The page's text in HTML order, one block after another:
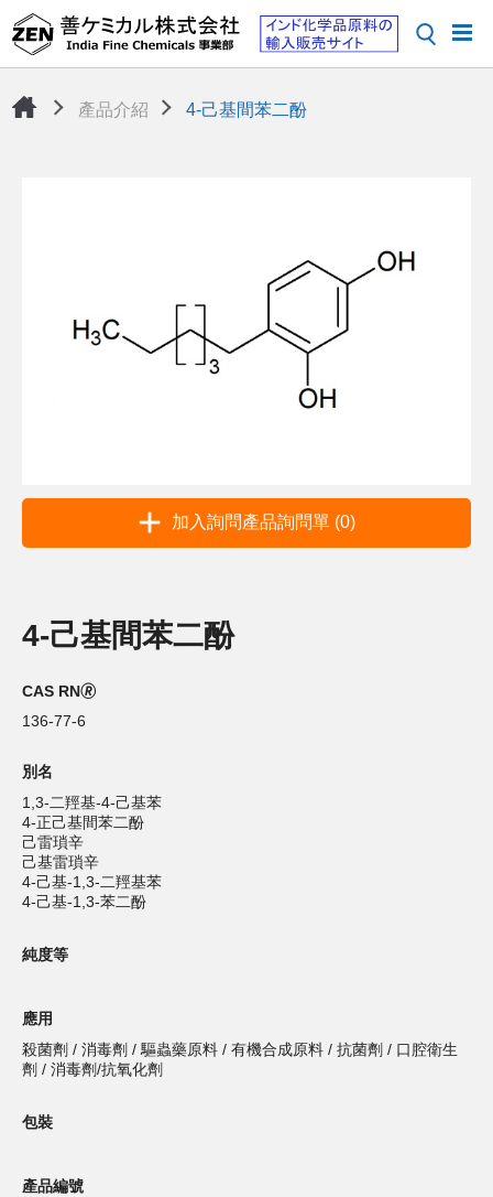
產品介紹 4-己基間苯二酚
加入詢問產品詢問單 (0)
4-己基間苯二酚
CAS RN🄬
136-77-6
別名
1,3-二羥基-4-己基苯
4-正己基間苯二酚
己雷瑣辛
己基雷瑣辛
4-己基-1,3-二羥基苯
4-己基-1,3-苯二酚
純度等
應用
殺菌劑 / 消毒劑 / 驅蟲藥原料 / 有機合成原料 / 抗菌劑 / 口腔衛生
劑 / 消毒劑/抗氧化劑
包裝
產品編號